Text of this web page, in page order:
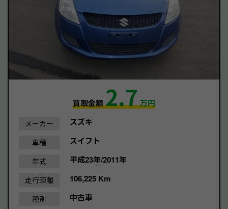
買取金額2.7万円
メーカー スズキ
車種 スイフト
年式 平成23年/2011年
走行距離 106,225 Km
種別 中古車